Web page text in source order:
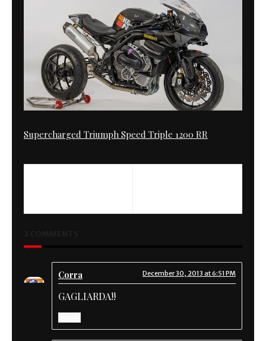
Supercharged Triumph Speed Triple 1200 RR
Corra December 30, 2013 at 6:51 PM
GAGLIARDA!!